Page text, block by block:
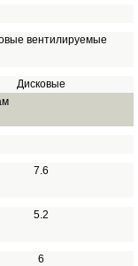
вентилируемые
Дисковые
7.6
5.2
6